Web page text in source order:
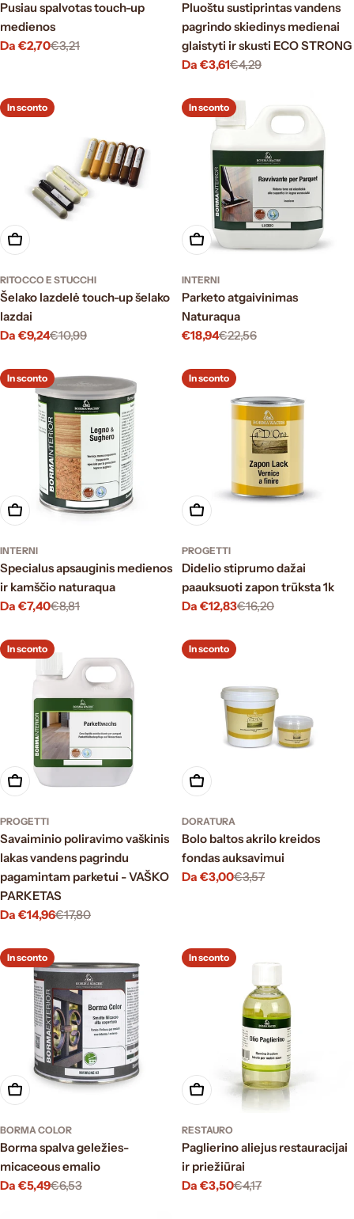
Pusiau spalvotas touch-up
medienos
Prezzo
Da €2,70
Prezzo
€3,21
Pluoštu sustiprintas vandens
pagrindo skiedinys medienai
glaistyti ir skusti ECO STRONG
Prezzo
vendita
Da €3,61
Prezzo €4,29
In sconto
Scegli le opzioni
RITOCCO E STUCCHI
Šelako lazdelė touch-up šelako
lazdai
Prezzo
vendita
Da €9,24
Prezzo
€10,99
In sconto
Scegli le opzioni
INTERNI
Parketo atgaivinimas
Naturaqua
Prezzo
vendita
€18,94
Prezzo€22,56
In sconto
Scegli le opzioni
INTERNI
Specialus apsauginis medienos
ir kamščio naturaqua
Prezzo
vendita
Da €7,40
Prezzo
€8,81
In sconto
Scegli le opzioni
PROGETTI
Didelio stiprumo dažai
paauksuoti zapon trūksta 1k
Prezzo
vendita
Da €12,83
Prezzo
€16,20
In sconto
Scegli le opzioni
PROGETTI
Savaiminio poliravimo vaškinis
lakas vandens pagrindu
pagamintam parketui - VAŠKO
PARKETAS
Prezzo
vendita
Da €14,96
Prezzo
€17,80
In sconto
Scegli le opzioni
DORATURA
Bolo baltos akrilo kreidos
fondas auksavimui
Prezzo
Da €3,00
Prezzo
€3,57
In sconto
Scegli le opzioni
BORMA COLOR
Borma spalva geležies-
micaceous emalio
Prezzo
Da €5,49
Prezzo
€6,53
In sconto
Scegli le opzioni
RESTAURO
Paglierino aliejus restauracijai
ir priežiūrai
Prezzo
Da €3,50
Prezzo
€4,17